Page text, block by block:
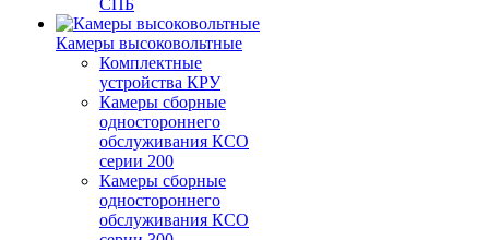
СПБ
Камеры высоковольтные
Комплектные
устройства КРУ
Камеры сборные
одностороннего
обслуживания КСО
серии 200
Камеры сборные
одностороннего
обслуживания КСО